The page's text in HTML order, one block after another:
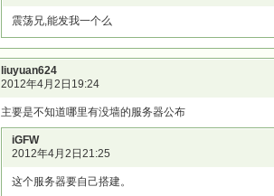
震荡兄,能发我一个么
liuyuan624
2012年4月2日19:24
主要是不知道哪里有没墙的服务器公布
iGFW
2012年4月2日21:25
这个服务器要自己搭建。